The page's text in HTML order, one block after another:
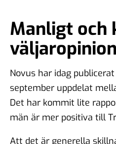
Manligt och
Novus har idag
september uppdelat
Det har kommit lite
män är mer positiva till
Att det är generella